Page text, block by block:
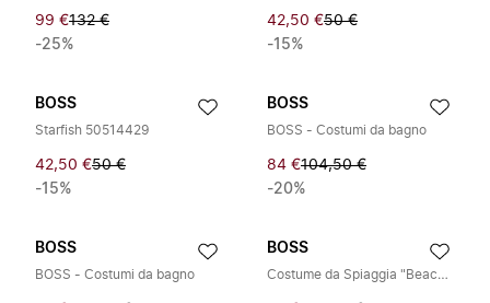
99 €132 €
-25%
42,50 €50 €
-15%
BOSS
Starfish 50514429
42,50 €50 €
-15%
BOSS
BOSS - Costumi da bagno
84 €104,50 €
-20%
BOSS
BOSS - Costumi da bagno
BOSS
Costume da Spiaggia "Beach Ace"